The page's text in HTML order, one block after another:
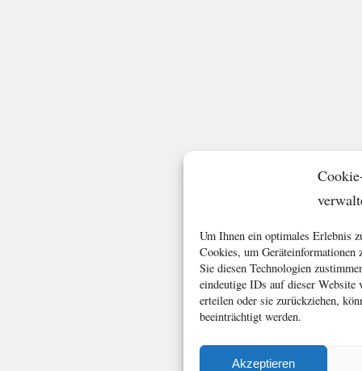
Um Ihnen ein optimales Erlebnis
Cookies, um Geräteinformationen
Sie diesen Technologien
eindeutige IDs auf dieser
erteilen oder sie zurückziehen,
beeinträchtigt werden.
Akzeptieren